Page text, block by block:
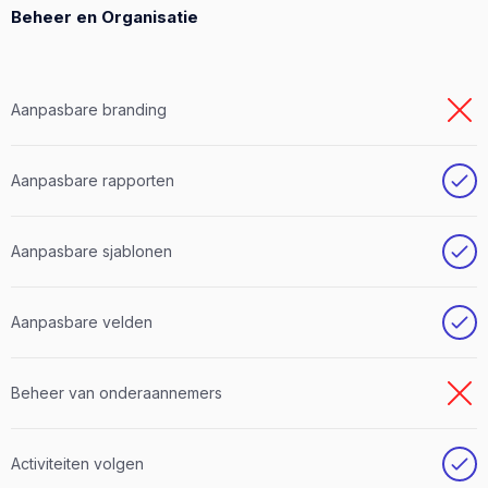
Beheer en Organisatie
Aanpasbare branding
Aanpasbare rapporten
Aanpasbare sjablonen
Aanpasbare velden
Beheer van onderaannemers
Activiteiten volgen